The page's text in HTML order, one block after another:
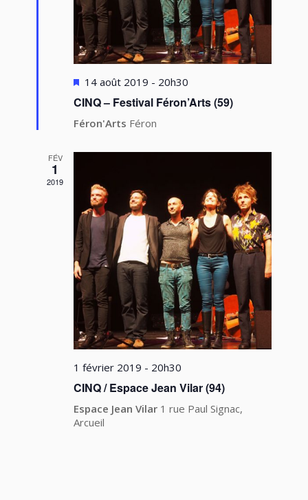
Mis
avant
14 août 2019 - 20h30
CINQ – Festival Féron’Arts (59)
Féron'Arts Féron
FÉV
1
2019
1 février 2019 - 20h30
CINQ / Espace Jean Vilar (94)
Espace Jean Vilar 1 rue Paul Signac,
Arcueil